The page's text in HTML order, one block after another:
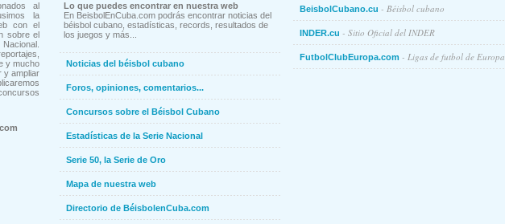
al
la
con el
sobre el
y mucho
y ampliar
Lo que puedes encontrar en nuestra web
En BeisbolEnCuba.com podrás encontrar noticias del
béisbol cubano, estadísticas, records, resultados de
los juegos y más...
Noticias del béisbol cubano
Foros, opiniones, comentarios...
Concursos sobre el Béisbol Cubano
Estadísticas de la Serie Nacional
Serie 50, la Serie de Oro
Mapa de nuestra web
Directorio de BéisbolenCuba.com
BeisbolCubano.cu - Béisbol cubano
INDER.cu - Sitio Oficial del INDER
FutbolClubEuropa.com - Ligas de futbol de Europa